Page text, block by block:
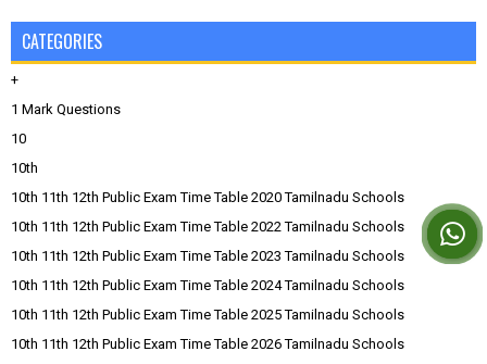
CATEGORIES
+
1 Mark Questions
10
10th
10th 11th 12th Public Exam Time Table 2020 Tamilnadu Schools
10th 11th 12th Public Exam Time Table 2022 Tamilnadu Schools
10th 11th 12th Public Exam Time Table 2023 Tamilnadu Schools
10th 11th 12th Public Exam Time Table 2024 Tamilnadu Schools
10th 11th 12th Public Exam Time Table 2025 Tamilnadu Schools
10th 11th 12th Public Exam Time Table 2026 Tamilnadu Schools